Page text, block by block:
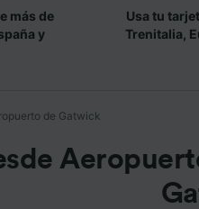
más de
y
Usa tu
Trenitalia,
de Gatwick